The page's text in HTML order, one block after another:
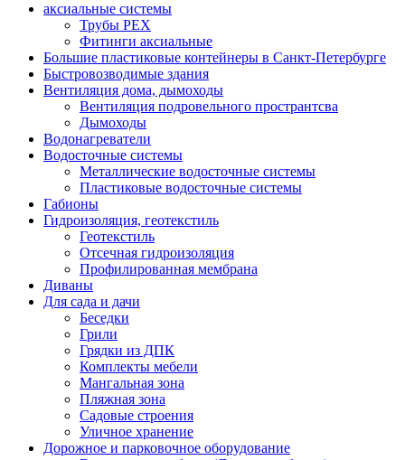
аксиальные системы
Трубы PEX
Фитинги аксиальные
Большие пластиковые контейнеры в Санкт-Петербурге
Быстровозводимые здания
Вентиляция дома, дымоходы
Вентиляция подровельного пространтсва
Дымоходы
Водонагреватели
Водосточные системы
Металлические водосточные системы
Пластиковые водосточные системы
Габионы
Гидроизоляция, геотекстиль
Геотекстиль
Отсечная гидроизоляция
Профилированная мембрана
Диваны
Для сада и дачи
Беседки
Грили
Грядки из ДПК
Комплекты мебели
Мангальная зона
Пляжная зона
Садовые строения
Уличное хранение
Дорожное и парковочное оборудование